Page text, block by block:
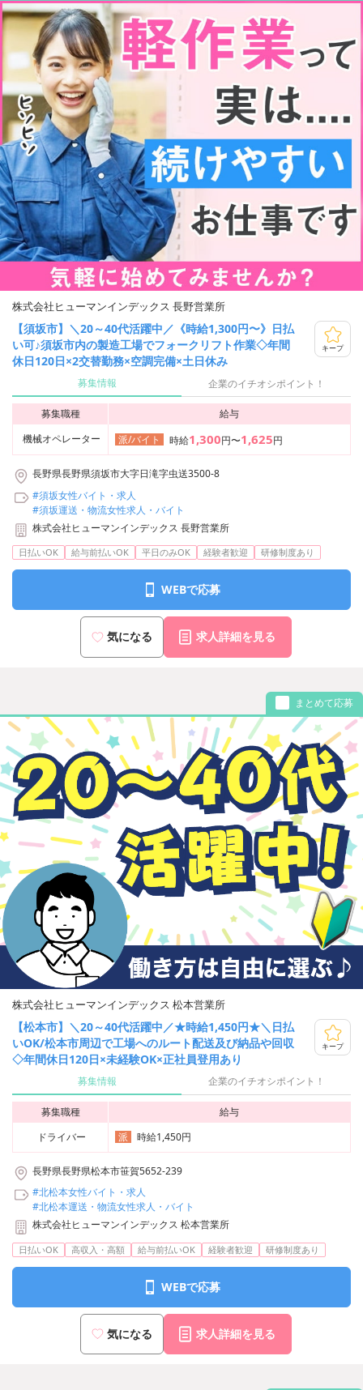
株式会社ヒューマンインデックス 長野営業所
【須坂市】＼20～40代活躍中／《時給1,300円〜》日払
い可♪須坂市内の製造工場でフォークリフト作業◇年間
休日120日×2交替勤務×空調完備×土日休み
キープ
募集情報 企業のイチオシポイント！
募集職種
給与
機械オペレーター
派/バイト 時給1,300円〜1,625円
長野県長野県須坂市大字日滝字虫送3500-8
#須坂女性バイト・求人
#須坂運送・物流女性求人・バイト
株式会社ヒューマンインデックス 長野営業所
日払いOK 給与前払いOK 平日のみOK 経験者歓迎 研修制度あり
WEBで応募
気になる 求人詳細を見る
まとめて応募
株式会社ヒューマンインデックス 松本営業所
【松本市】＼20～40代活躍中／★時給1,450円★＼日払
いOK/松本市周辺で工場へのルート配送及び納品や回収
◇年間休日120日×未経験OK×正社員登用あり
キープ
募集情報 企業のイチオシポイント！
募集職種
給与
ドライバー
派 時給1,450円
長野県長野県松本市笹賀5652-239
#北松本女性バイト・求人
#北松本運送・物流女性求人・バイト
株式会社ヒューマンインデックス 松本営業所
日払いOK 高収入・高額 給与前払いOK 経験者歓迎 研修制度あり
WEBで応募
気になる 求人詳細を見る